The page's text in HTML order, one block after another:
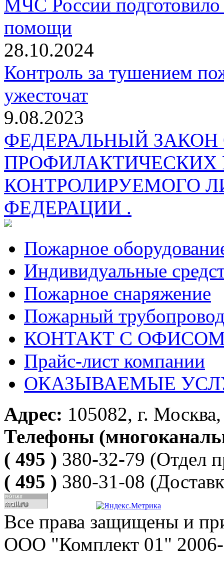
МЧС России
помощи
28.10.2024
Контроль за тушением
ужесточат
9.08.2023
ФЕДЕРАЛЬНЫЙ
КОНТРОЛИРУЕМОГО
ФЕДЕРАЦИИ .
Пожарное
Индивидуальные
Пожарное снаряжение
Пожарный
КОНТАКТ С ОФИСОМ
Прайс-лист компании
ОКАЗЫВАЕМЫЕ
Адрес: 105082, г.
Телефоны
( 495 ) 380-32-79 (Отдел
( 495 ) 380-31-08
Все права защищены и
ООО "Комплект 01" 2006-